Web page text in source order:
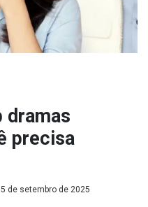
dramas
precisa
5 de setembro de 2025